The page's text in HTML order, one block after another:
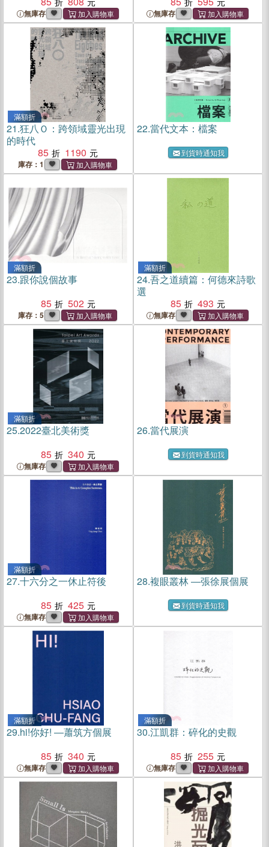
無庫存 無庫存
滿額折
21.狂八Ｏ：跨領域靈光出現
的時代
85
1190
庫存：1
22.當代文本：檔案
到貨時通知我
滿額折
23.跟你說個故事
85
502
庫存：5
滿額折
24.吾之道續篇：何德來詩歌
選
85
493
無庫存
滿額折
25.2022臺北美術獎
85
340
無庫存
26.當代展演
到貨時通知我
滿額折
27.十六分之一休止符後
85
425
無庫存
28.複眼叢林 ―張徐展個展
到貨時通知我
滿額折
29.hi!你好! ―蕭筑方個展
85
340
無庫存
滿額折
30.江凱群：碎化的史觀
85
255
無庫存